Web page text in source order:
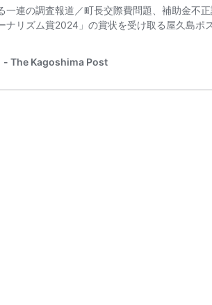
一連の調査報道／町長交際費問題、補助金不
ナリズム賞2024」の賞状を受け取る屋久島
- The Kagoshima Post